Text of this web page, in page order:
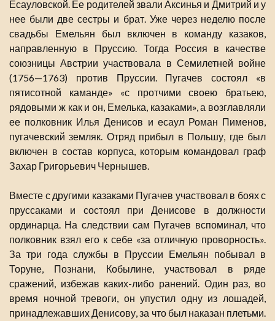
Есауловской. Ее родителей звали Аксинья и Дмитрий и у
нее были две сестры и брат. Уже через неделю после
свадьбы Емельян был включен в команду казаков,
направленную в Пруссию. Тогда Россия в качестве
союзницы Австрии участвовала в Семилетней войне
(1756—1763) против Пруссии. Пугачев состоял «в
пятисотной каманде» «с протчими своею братьею,
рядовыми ж как и он, Емелька, казаками», а возглавляли
ее полковник Илья Денисов и есаул Роман Пименов,
пугачевский земляк. Отряд прибыл в Польшу, где был
включен в состав корпуса, которым командовал граф
Захар Григорьевич Чернышев.
Вместе с другими казаками Пугачев участвовал в боях с
пруссаками и состоял при Денисове в должности
ординарца. На следствии сам Пугачев вспоминал, что
полковник взял его к себе «за отличную проворность».
За три года службы в Пруссии Емельян побывал в
Торуне, Познани, Кобылине, участвовал в ряде
сражений, избежав каких-либо ранений. Один раз, во
время ночной тревоги, он упустил одну из лошадей,
принадлежавших Денисову, за что был наказан плетьми.